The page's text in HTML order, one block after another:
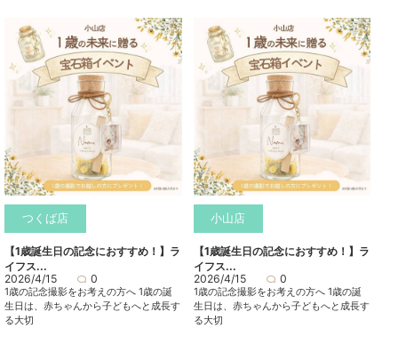
つくば店
【1歳誕生日の記念におすすめ！】ラ
イフス...
2026/4/15
0
1歳の記念撮影をお考えの方へ 1歳の誕
生日は、赤ちゃんから子どもへと成長す
る大切
小山店
【1歳誕生日の記念におすすめ！】ラ
イフス...
2026/4/15
0
1歳の記念撮影をお考えの方へ 1歳の誕
生日は、赤ちゃんから子どもへと成長す
る大切